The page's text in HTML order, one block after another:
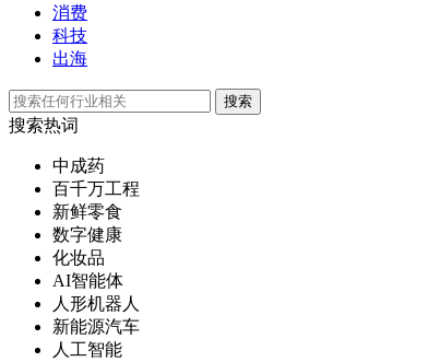
消费
科技
出海
搜索
搜索热词
中成药
百千万工程
新鲜零食
数字健康
化妆品
AI智能体
人形机器人
新能源汽车
人工智能